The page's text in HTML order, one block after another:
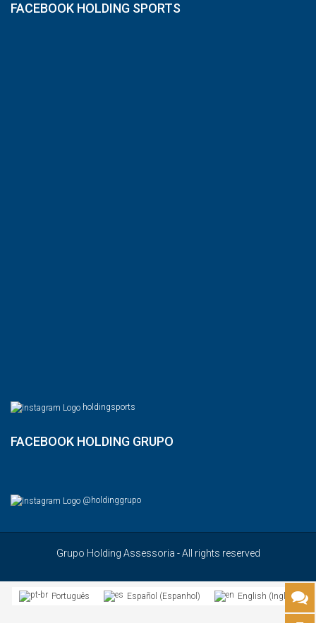
FACEBOOK HOLDING SPORTS
holdingsports
FACEBOOK HOLDING GRUPO
@holdinggrupo
Grupo Holding Assessoria - All rights reserved
Português Español (Espanhol ) English (Inglês